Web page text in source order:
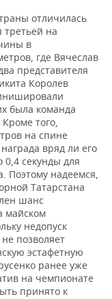
отличилась
на
в
где Вячеслав
представителя
Королев
была команда
того,
на спине
вряд ли его
0,4 секунды для
Поэтому надеемся,
Татарстана
шанс
майском
недопуск
позволяет
эстафетную
ранее уже
на чемпионате
принято к